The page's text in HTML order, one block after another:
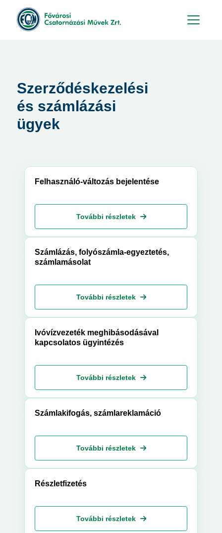
Szerződéskezelési
és számlázási
ügyek
Felhasználó-változás bejelentése
További részletek
Számlázás, folyószámla-egyeztetés,
számlamásolat
További részletek
Ivóvízvezeték meghibásodásával
kapcsolatos ügyintézés
További részletek
Számlakifogás, számlareklamáció
További részletek
Részletfizetés
További részletek